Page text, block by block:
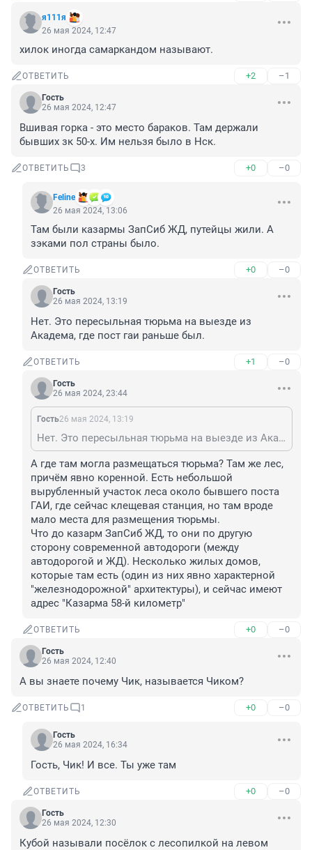
я111я
26 мая 2024, 12:47
хилок иногда самаркандом называют.
ОТВЕТИТЬ +2 –1
Гость
26 мая 2024, 12:47
Вшивая горка - это место бараков. Там держали
бывших зк 50-х. Им нельзя было в Нск.
ОТВЕТИТЬ 3 +0 –0
Feline
26 мая 2024, 13:06
Там были казармы ЗапСиб ЖД, путейцы жили. А
зэками пол страны было.
ОТВЕТИТЬ +0 –0
Гость
26 мая 2024, 13:19
Нет. Это пересыльная тюрьма на выезде из
Академа, где пост гаи раньше был.
ОТВЕТИТЬ +1 –0
Гость
26 мая 2024, 23:44
Гость26 мая 2024, 13:19
Нет. Это пересыльная тюрьма на выезде из Академа, где пост гаи раньше был.
А где там могла размещаться тюрьма? Там же лес,
причём явно коренной. Есть небольшой
вырубленный участок леса около бывшего поста
ГАИ, где сейчас клещевая станция, но там вроде
мало места для размещения тюрьмы.
Что до казарм ЗапСиб ЖД, то они по другую
сторону современной автодороги (между
автодорогой и ЖД). Несколько жилых домов,
которые там есть (один из них явно характерной
"железнодорожной" архитектуры), и сейчас имеют
адрес "Казарма 58-й километр"
ОТВЕТИТЬ +0 –0
Гость
26 мая 2024, 12:40
А вы знаете почему Чик, называется Чиком?
ОТВЕТИТЬ 1 +0 –0
Гость
26 мая 2024, 16:34
Гость, Чик! И все. Ты уже там
ОТВЕТИТЬ +0 –0
Гость
26 мая 2024, 12:30
Кубой называли посёлок с лесопилкой на левом